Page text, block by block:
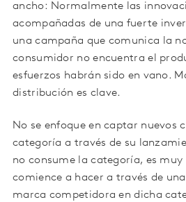
ancho: Normalmente las
acompañadas de una fuerte
una campaña que comunica la
consumidor no encuentra el
esfuerzos habrán sido en vano.
distribución es clave.
No se enfoque en captar nuevos
categoría a través de su
no consume la categoría, es
comience a hacer a través de
marca competidora en dicha